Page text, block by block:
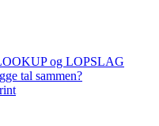
og LOPSLAG
tal sammen?